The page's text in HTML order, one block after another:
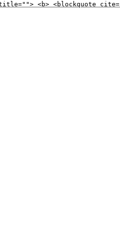
<b> <blockquote